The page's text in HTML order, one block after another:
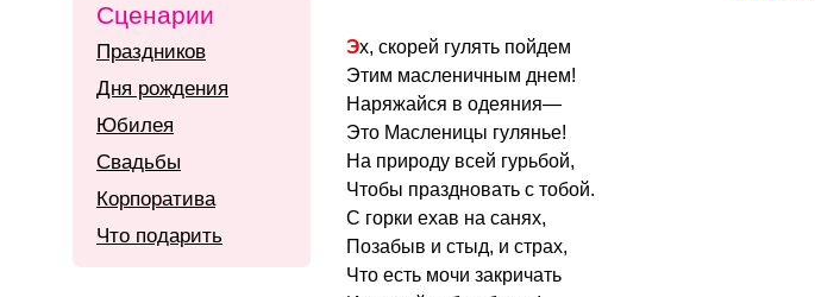
Эх, скорей гулять пойдем
Этим масленичным днем!
Наряжайся в одеяния—
Это Масленицы гулянье!
На природу всей гурьбой,
Чтобы праздновать с тобой.
С горки ехав на санях,
Позабыв и стыд, и страх,
Что есть мочи закричать
Сценарии
Праздников
Дня рождения
Юбилея
Свадьбы
Корпоратива
Что подарить